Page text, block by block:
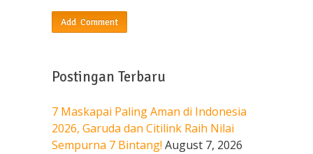
Postingan Terbaru
7 Maskapai Paling Aman di Indonesia
2026, Garuda dan Citilink Raih Nilai
Sempurna 7 Bintang! August 7, 2026